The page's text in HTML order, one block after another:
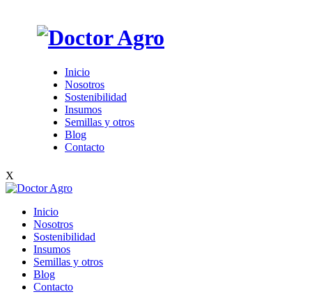
Inicio
Nosotros
Sostenibilidad
Insumos
Semillas y otros
Blog
Contacto
X
Inicio
Nosotros
Sostenibilidad
Insumos
Semillas y otros
Blog
Contacto